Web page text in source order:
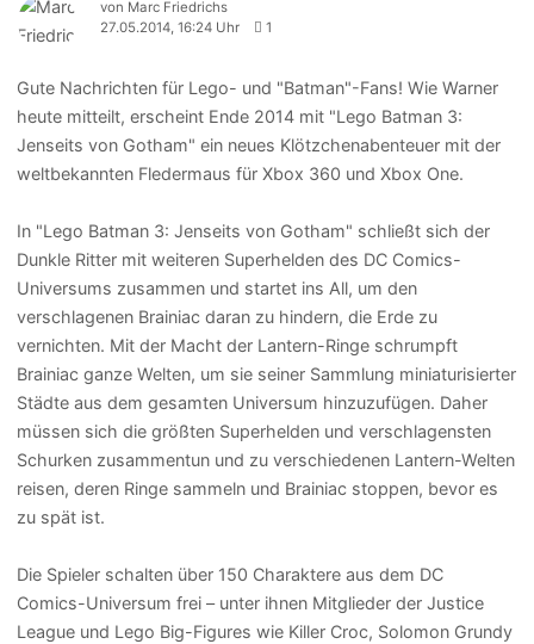
von Marc Friedrichs
27.05.2014, 16:24 Uhr
1
Gute Nachrichten für Lego- und "Batman"-Fans! Wie Warner
heute mitteilt, erscheint Ende 2014 mit "Lego Batman 3:
Jenseits von Gotham" ein neues Klötzchenabenteuer mit der
weltbekannten Fledermaus für Xbox 360 und Xbox One.
In "Lego Batman 3: Jenseits von Gotham" schließt sich der
Dunkle Ritter mit weiteren Superhelden des DC Comics-
Universums zusammen und startet ins All, um den
verschlagenen Brainiac daran zu hindern, die Erde zu
vernichten. Mit der Macht der Lantern-Ringe schrumpft
Brainiac ganze Welten, um sie seiner Sammlung miniaturisierter
Städte aus dem gesamten Universum hinzuzufügen. Daher
müssen sich die größten Superhelden und verschlagensten
Schurken zusammentun und zu verschiedenen Lantern-Welten
reisen, deren Ringe sammeln und Brainiac stoppen, bevor es
zu spät ist.
Die Spieler schalten über 150 Charaktere aus dem DC
Comics-Universum frei – unter ihnen Mitglieder der Justice
League und Lego Big-Figures wie Killer Croc, Solomon Grundy